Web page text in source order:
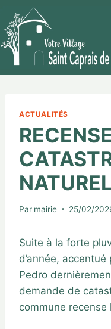
ACTUALITÉS
Par mairie 25/02/
Suite à la forte
d’année,
Pedro
demande de
commune